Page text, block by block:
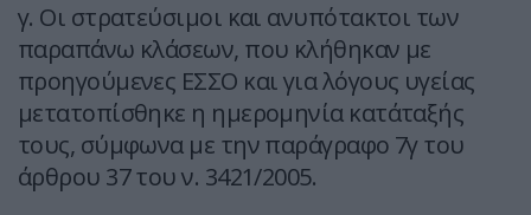
γ. Οι στρατεύσιμοι και ανυπότακτοι των
παραπάνω κλάσεων, που κλήθηκαν με
προηγούμενες ΕΣΣΟ και για λόγους υγείας
μετατοπίσθηκε η ημερομηνία κατάταξής
τους, σύμφωνα με την παράγραφο 7γ του
άρθρου 37 του ν. 3421/2005.